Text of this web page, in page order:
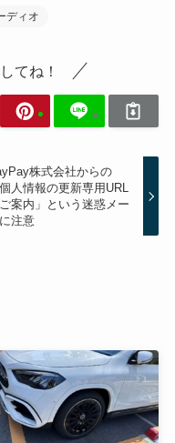
ディオ
てね！
株式会社からの
個人情報の更新専用URL
案内」という迷惑メー
注意